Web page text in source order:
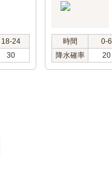
18-24
30
時間 0-6
降水確率
20